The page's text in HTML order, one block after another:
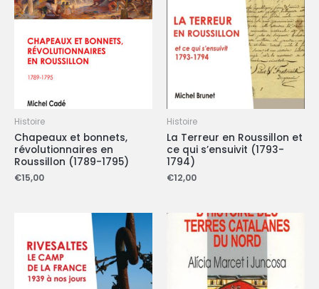
Histoire
Chapeaux et bonnets,
révolutionnaires en
Roussillon (1789-1795)
€15,00
Histoire
La Terreur en Roussillon et
ce qui s’ensuivit (1793-
1794)
€12,00